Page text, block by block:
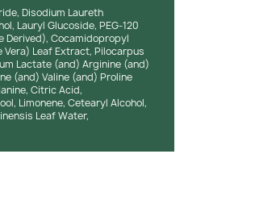
Disodium Laureth
Lauryl Glucoside, PEG-120
Derived), Cocamidopropyl
Vera) Leaf Extract, Pilocarpus
Lactate (and) Arginine (and)
(and) Valine (and) Proline
Citric Acid,
Limonene, Cetearyl Alcohol,
Leaf Water,